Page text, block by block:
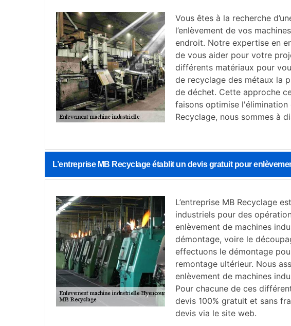
Vous êtes à la recherche
l’enlèvement de vos
endroit. Notre expertise en
de vous aider pour votre
différents matériaux pour
de recyclage des métaux la
de déchet. Cette approche
faisons optimise l'élimination
Recyclage, nous sommes à
L’entreprise MB Recyclage établit un devis gratuit pour
L’entreprise MB Recyclage
industriels pour des
enlèvement de machines
démontage, voire le
effectuons le démontage
remontage ultérieur. Nous
enlèvement de machines
Pour chacune de ces
devis 100% gratuit et sans
devis via le site web.